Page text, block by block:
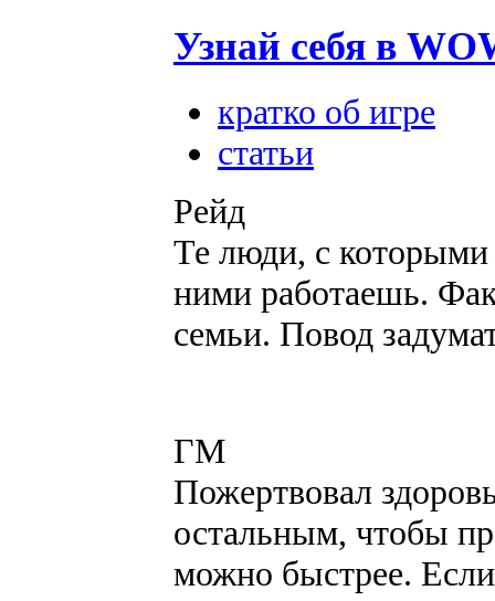
Узнай себя в
кратко об игре
статьи
Рейд
Те люди, с
ними работаешь.
семьи. Повод
ГМ
Пожертвовал
остальным, чтобы
можно быстрее. Если